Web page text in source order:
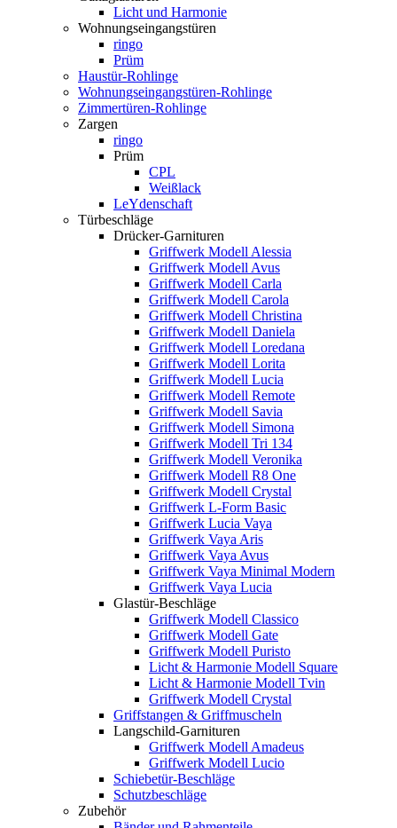
Licht und Harmonie
Wohnungseingangstüren
ringo
Prüm
Haustür-Rohlinge
Wohnungseingangstüren-Rohlinge
Zimmertüren-Rohlinge
Zargen
ringo
Prüm
CPL
Weißlack
LeYdenschaft
Türbeschläge
Drücker-Garnituren
Griffwerk Modell Alessia
Griffwerk Modell Avus
Griffwerk Modell Carla
Griffwerk Modell Carola
Griffwerk Modell Christina
Griffwerk Modell Daniela
Griffwerk Modell Loredana
Griffwerk Modell Lorita
Griffwerk Modell Lucia
Griffwerk Modell Remote
Griffwerk Modell Savia
Griffwerk Modell Simona
Griffwerk Modell Tri 134
Griffwerk Modell Veronika
Griffwerk Modell R8 One
Griffwerk Modell Crystal
Griffwerk L-Form Basic
Griffwerk Lucia Vaya
Griffwerk Vaya Aris
Griffwerk Vaya Avus
Griffwerk Vaya Minimal Modern
Griffwerk Vaya Lucia
Glastür-Beschläge
Griffwerk Modell Classico
Griffwerk Modell Gate
Griffwerk Modell Puristo
Licht & Harmonie Modell Square
Licht & Harmonie Modell Tvin
Griffwerk Modell Crystal
Griffstangen & Griffmuscheln
Langschild-Garnituren
Griffwerk Modell Amadeus
Griffwerk Modell Lucio
Schiebetür-Beschläge
Schutzbeschläge
Zubehör